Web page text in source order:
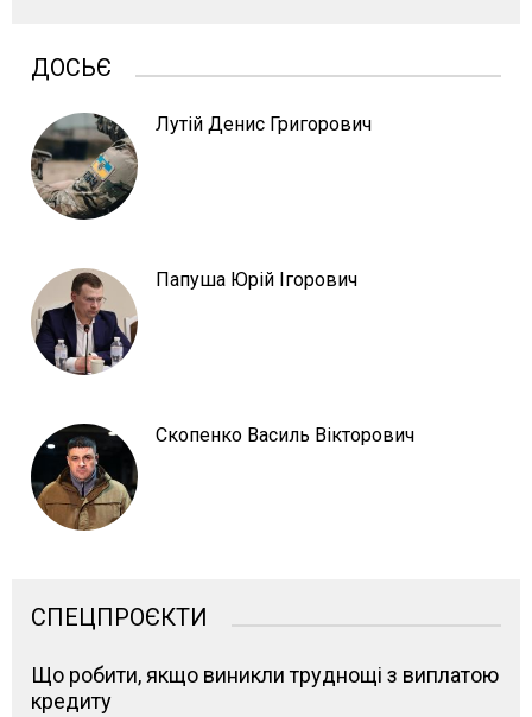
ДОСЬЄ
Лутій Денис Григорович
Папуша Юрій Ігорович
Скопенко Василь Вікторович
СПЕЦПРОЄКТИ
Що робити, якщо виникли труднощі з виплатою
кредиту